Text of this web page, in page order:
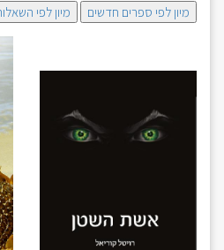
מיון לפי ספרים חדשים מיון לפי